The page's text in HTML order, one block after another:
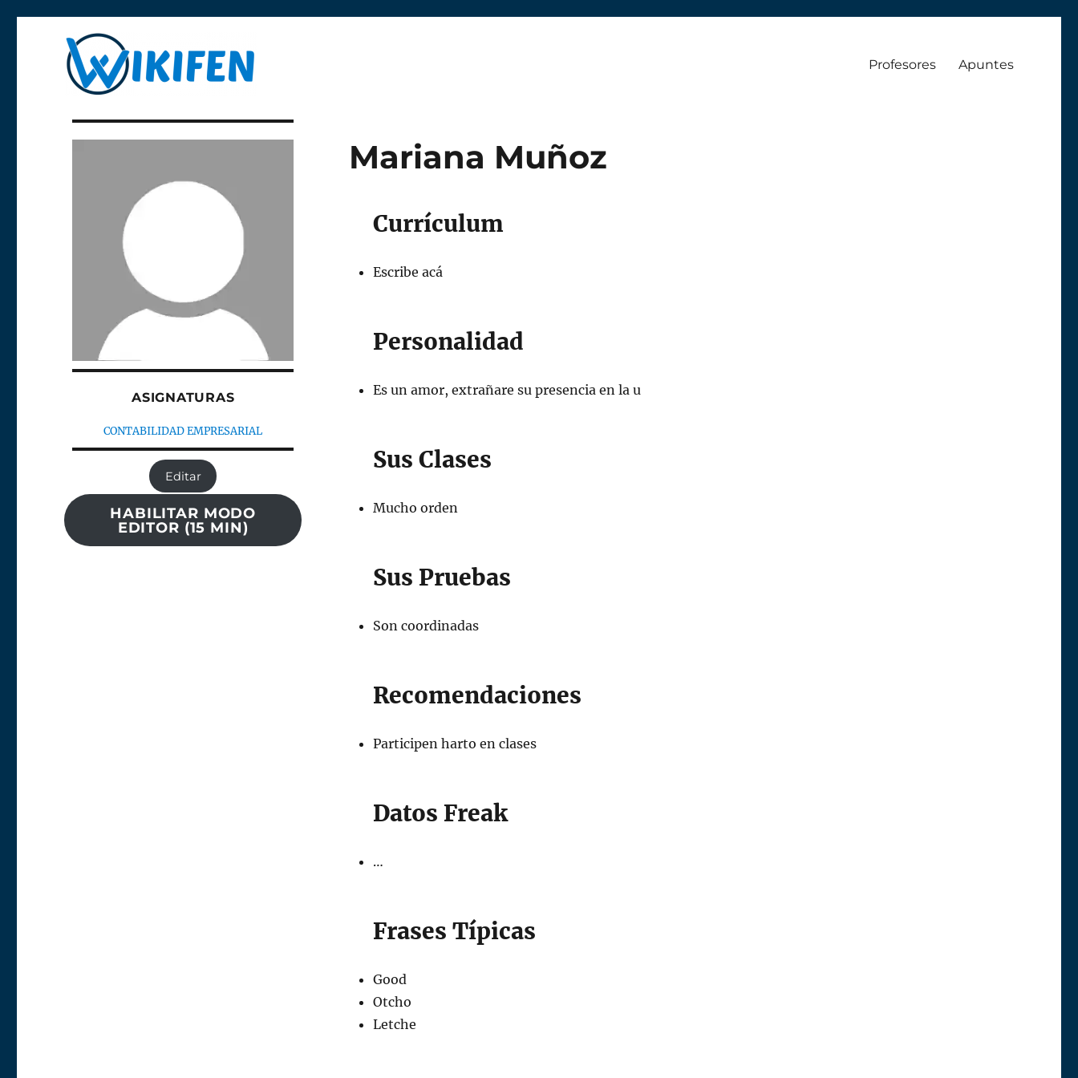
Wikifen
Profesores Apuntes
Mariana Muñoz
Currículum
Escribe acá
Personalidad
Es un amor, extrañare su presencia en la u
Sus Clases
Mucho orden
Sus Pruebas
Son coordinadas
Recomendaciones
Participen harto en clases
Datos Freak
…
Frases Típicas
Good
Otcho
Letche
ASIGNATURAS
CONTABILIDAD EMPRESARIAL
Editar
HABILITAR MODO
EDITOR (15 MIN)